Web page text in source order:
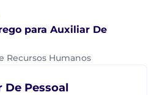
para Auxiliar De
Recursos Humanos
De Pessoal